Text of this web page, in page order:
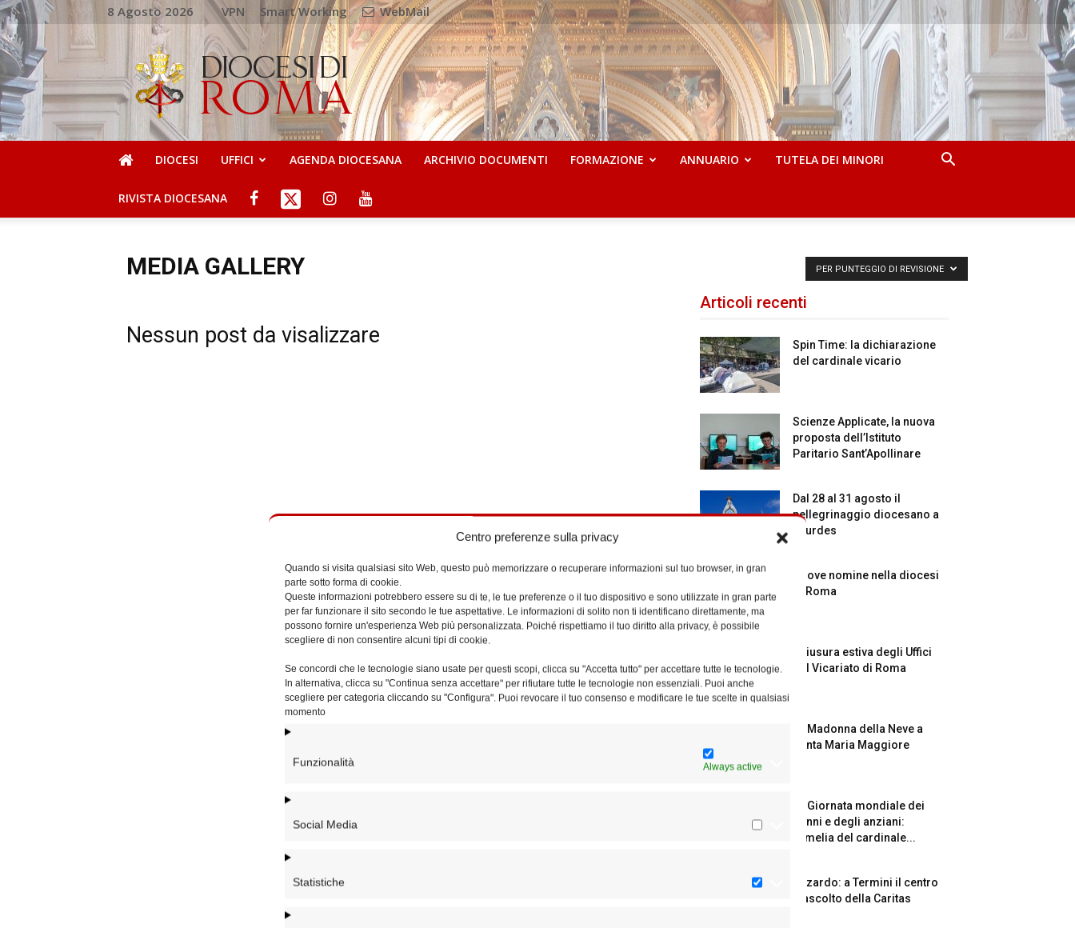
Centro preferenze sulla privacy
Quando si visita qualsiasi sito Web, questo può memorizzare o recuperare informazioni sul tuo browser, in gran
parte sotto forma di cookie.
Queste informazioni potrebbero essere su di te, le tue preferenze o il tuo dispositivo e sono utilizzate in gran parte
per far funzionare il sito secondo le tue aspettative. Le informazioni di solito non ti identificano direttamente, ma
possono fornire un'esperienza Web più personalizzata. Poiché rispettiamo il tuo diritto alla privacy, è possibile
scegliere di non consentire alcuni tipi di cookie.
Se concordi che le tecnologie siano usate per questi scopi, clicca su "Accetta tutto" per accettare tutte le tecnologie.
In alternativa, clicca su "Continua senza accettare" per rifiutare tutte le tecnologie non essenziali. Puoi anche
scegliere per categoria cliccando su "Configura". Puoi revocare il tuo consenso e modificare le tue scelte in qualsiasi
momento
Funzionalità Always active
Social Media
Statistiche
8 Agosto 2026 VPN Smart Working WebMail
DIOCESI
DI
ROMA
DIOCESI UFFICI AGENDA DIOCESANA ARCHIVIO DOCUMENTI FORMAZIONE ANNUARIO TUTELA DEI MINORI
RIVISTA DIOCESANA
MEDIA GALLERY PER PUNTEGGIO DI REVISIONE
Nessun post da visalizzare
Articoli recenti
Spin Time: la dichiarazione
del cardinale vicario
Scienze Applicate, la nuova
proposta dell’Istituto
Paritario Sant’Apollinare
Dal 28 al 31 agosto il
pellegrinaggio diocesano a
Lourdes
Nuove nomine nella diocesi
di Roma
Chiusura estiva degli Uffici
del Vicariato di Roma
La Madonna della Neve a
Santa Maria Maggiore
La Giornata mondiale dei
nonni e degli anziani:
l’omelia del cardinale...
Azzardo: a Termini il centro
d’ascolto della Caritas